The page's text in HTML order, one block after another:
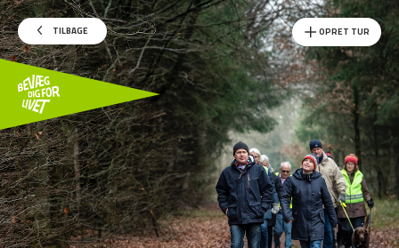
TILBAGE OPRET TUR